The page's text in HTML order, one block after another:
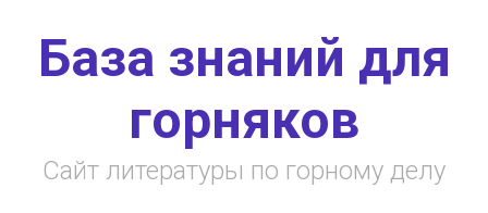
База знаний для
горняков
Сайт литературы по горному делу